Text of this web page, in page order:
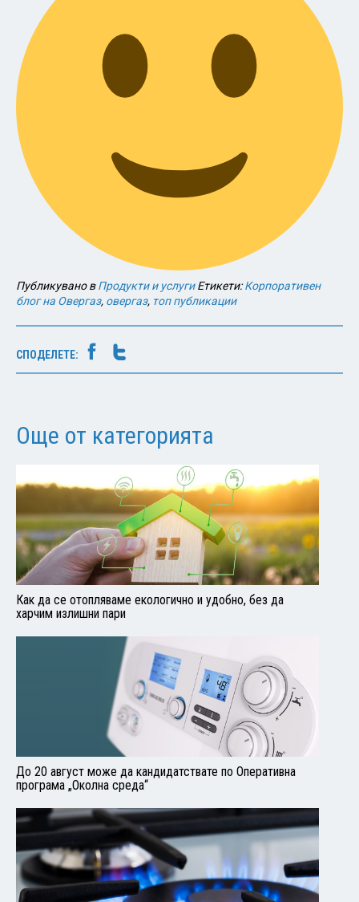
Публикувано вПродукти и услуги Етикети:Корпоративен
блог на Овергаз, овергаз, топ публикации
СПОДЕЛЕТЕ:
Още от категорията
Как да се отопляваме екологично и удобно, без да
харчим излишни пари
До 20 август може да кандидатствате по Оперативна
програма „Околна среда“